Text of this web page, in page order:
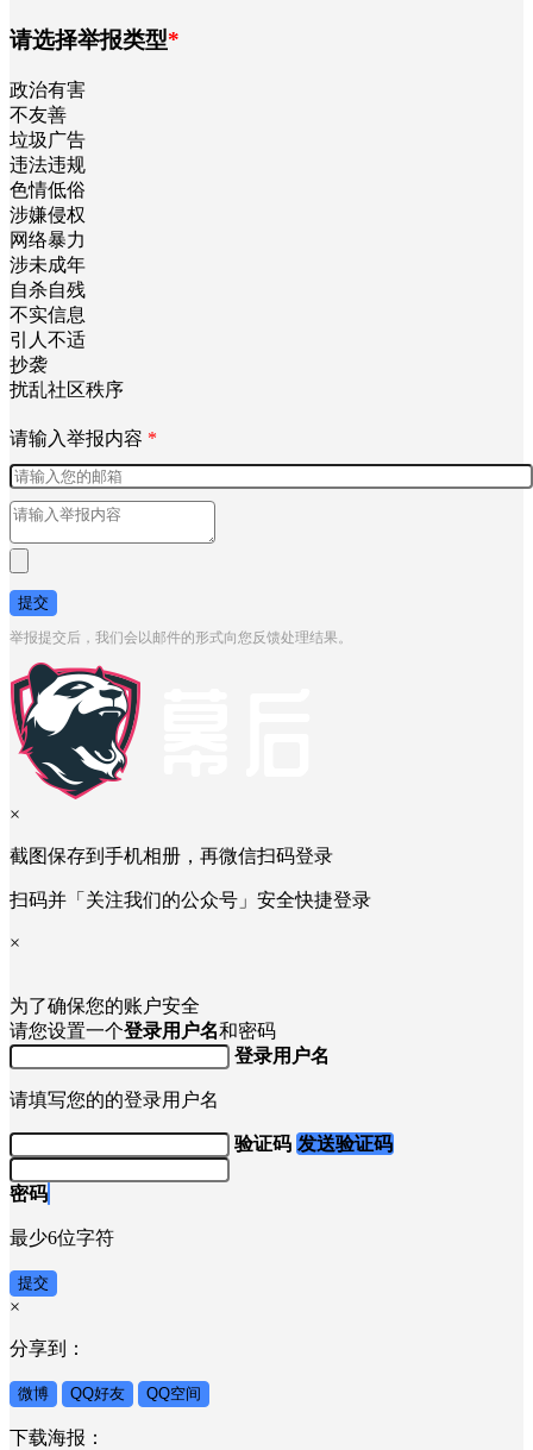
请选择举报类型*
政治有害
不友善
垃圾广告
违法违规
色情低俗
涉嫌侵权
网络暴力
涉未成年
自杀自残
不实信息
引人不适
抄袭
扰乱社区秩序
请输入举报内容 *
提交
举报提交后，我们会以邮件的形式向您反馈处理结果。
×
截图保存到手机相册，再微信扫码登录
扫码并「关注我们的公众号」安全快捷登录
×
为了确保您的账户安全
请您设置一个登录用户名和密码
登录用户名
请填写您的的登录用户名
验证码 发送验证码
密码
最少6位字符
提交
×
分享到：
微博 QQ好友 QQ空间
下载海报：